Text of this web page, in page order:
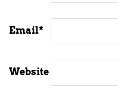
Email*
Website